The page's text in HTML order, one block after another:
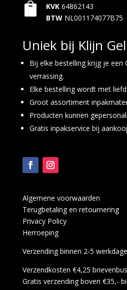
 KVK 64862143
BTW NL001174077B75
Uniek bij Klijn
Bij elke bestelling krijg je een
verrassing.
Elke bestelling wordt met
Groot assortiment
Producten kunnen
Gratis inpakservice bij
Algemene voorwaarden
Terugbetaling en retournering
Privacy Policy
Herroeping
Verzending binnen 2-5
Verzendkosten €4,25
Gratis verzending boven €35,-